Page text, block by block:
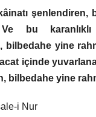
şenlendiren,
bu karanlıklı
bilbedahe yine
içinde
bilbedahe yine
i Nur